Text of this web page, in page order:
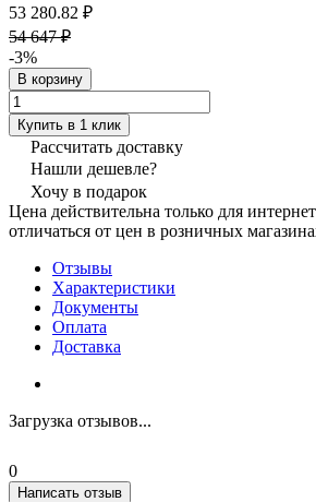
53 280.82 ₽
54 647 ₽
-3%
В корзину
Купить в 1 клик
Рассчитать доставку
Нашли дешевле?
Хочу в подарок
Цена действительна только для
отличаться от цен в розничных
Отзывы
Характеристики
Документы
Оплата
Доставка
Загрузка отзывов...
0
Написать отзыв